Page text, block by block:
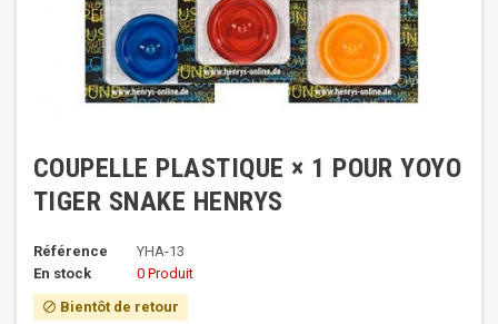
COUPELLE PLASTIQUE × 1 POUR YOYO
TIGER SNAKE HENRYS
Référence
YHA-13
En stock
0 Produit
block Bientôt de retour